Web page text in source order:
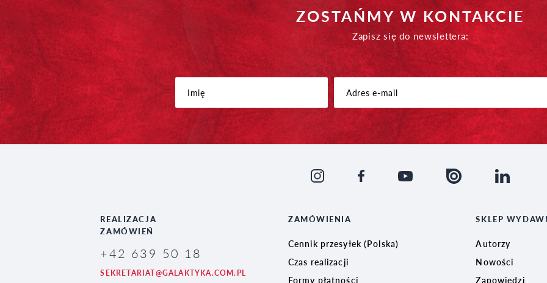
ZOSTAŃMY W KONTAKCIE
Zapisz się do newslettera:
REALIZACJA
ZAMÓWIEŃ
+42 639 50 18
SEKRETARIAT@GALAKTYKA.COM.PL
ZAMÓWIENIA
Cennik przesyłek (Polska)
Czas realizacji
Formy płatności
SKLEP
Autorzy
Nowości
Zapowiedzi